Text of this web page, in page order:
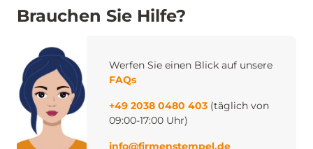
Brauchen Sie Hilfe?
Werfen Sie einen Blick auf unsere
FAQs
+49 2038 0480 403 (täglich von
09:00-17:00 Uhr)
info@firmenstempel.de